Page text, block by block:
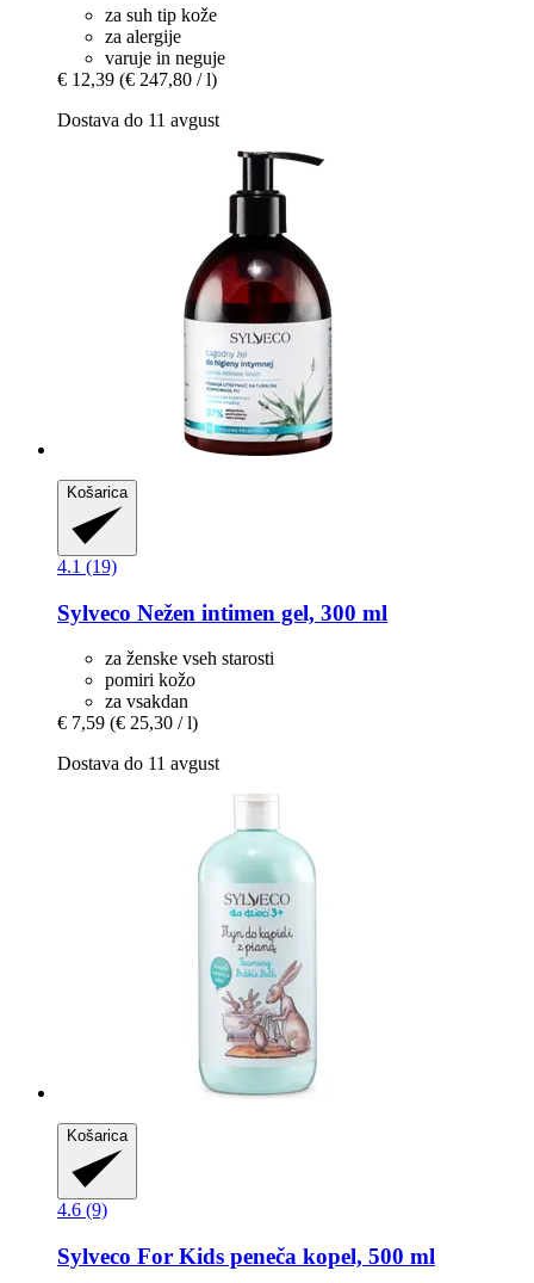
za suh tip kože
za alergije
varuje in neguje
€ 12,39 (€ 247,80 / l)
Dostava do 11 avgust
Košarica
4.1 (19)
Sylveco Nežen intimen gel, 300 ml
za ženske vseh starosti
pomiri kožo
za vsakdan
€ 7,59 (€ 25,30 / l)
Dostava do 11 avgust
Košarica
4.6 (9)
Sylveco For Kids peneča kopel, 500 ml